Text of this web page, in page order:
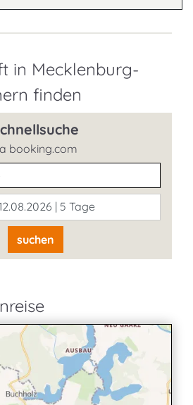
in Mecklenburg-
finden
booking.com
| 5 Tage
suchen